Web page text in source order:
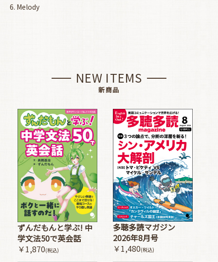
6. Melody
NEW ITEMS
新商品
ずんだもんと学ぶ! 中
学文法50で英会話
￥1,870(税込)
多聴多読マガジン
2026年8月号
￥1,480(税込)